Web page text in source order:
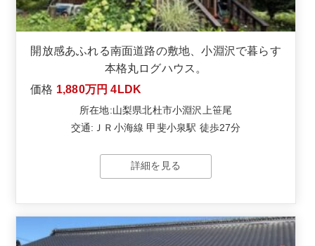
開放感あふれる南面道路の敷地、小淵沢で暮らす
本格丸ログハウス。
価格 1,880万円 4LDK
所在地:山梨県北杜市小淵沢上笹尾
交通:ＪＲ小海線 甲斐小泉駅 徒歩27分
詳細を見る